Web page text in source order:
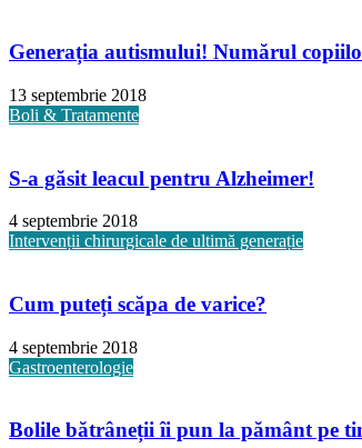
Generația autismului! Numărul
13 septembrie 2018
Boli & Tratamente
S-a găsit leacul pentru Alzheimer!
4 septembrie 2018
Intervenții chirurgicale de ultimă generație
Cum puteți scăpa de varice?
4 septembrie 2018
Gastroenterologie
Bolile bătrâneții îi pun la pământ pe